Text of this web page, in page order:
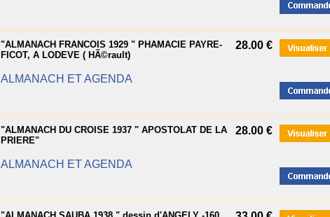
"ALMANACH FRANCOIS 1929 " PHAMACIE PAYRE-
FICOT, A LODEVE ( HÃ©rault)
ALMANACH ET AGENDA
28.00 €
"ALMANACH DU CROISE 1937 " APOSTOLAT DE LA
PRIERE"
ALMANACH ET AGENDA
28.00 €